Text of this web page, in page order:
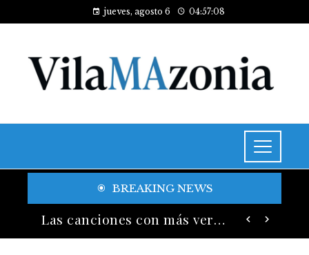
jueves, agosto 6 04:57:10
BREAKING NEWS
Las canciones con más versiones registradas en la industria musical